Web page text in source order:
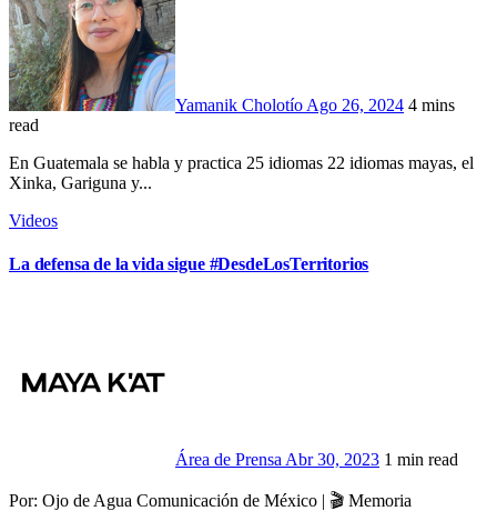
Yamanik Cholotío Ago 26, 2024 4 mins
read
En Guatemala se habla y practica 25 idiomas 22 idiomas mayas, el
Xinka, Gariguna y...
Videos
La defensa de la vida sigue #DesdeLosTerritorios
Área de Prensa Abr 30, 2023 1 min read
Por: Ojo de Agua Comunicación de México | 🎬 Memoria